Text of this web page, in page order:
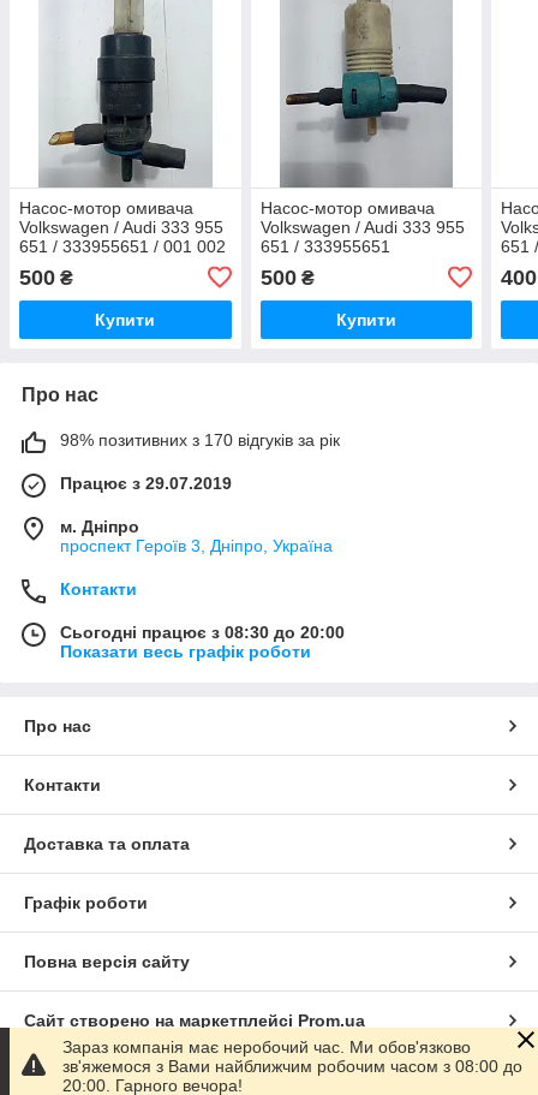
Насос-мотор омивача
Volkswagen / Audi 333 955
651 / 333955651 / 001 002
500 ₴
Купити
Насос-мотор омивача
Volkswagen / Audi 333 955
651 / 333955651
500₴
Купити
651
400
Про нас
98% позитивних з 170 відгуків за рік
Працює з 29.07.2019
м. Дніпро
проспект Героїв 3, Дніпро, Україна
Контакти
Сьогодні працює з 08:30 до 20:00
Показати весь графік роботи
Про нас
Контакти
Доставка та оплата
Графік роботи
Повна версія сайту
Сайт створено на маркетплейсі Prom.ua
Політика конфіденційності
Зараз компанія має неробочий час. Ми обов'язково
зв'яжемося з Вами найближчим робочим часом з 08:00 до
20:00. Гарного вечора!